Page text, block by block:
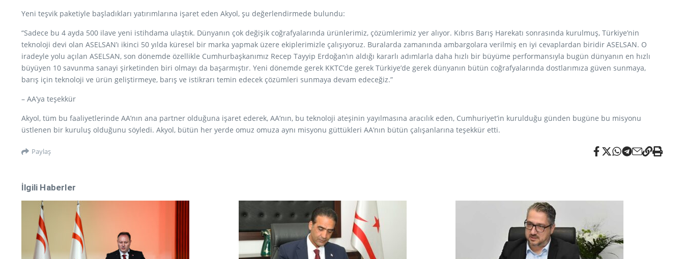
Yeni teşvik paketiyle başladıkları yatırımlarına işaret eden Akyol, şu değerlendirmede bulundu:
“Sadece bu 4 ayda 500 ilave yeni istihdama ulaştık. Dünyanın çok değişik coğrafyalarında ürünlerimiz, çözümlerimiz yer alıyor. Kıbrıs Barış Harekatı sonrasında kurulmuş, Türkiye’nin
teknoloji devi olan ASELSAN’ı ikinci 50 yılda küresel bir marka yapmak üzere ekiplerimizle çalışıyoruz. Buralarda zamanında ambargolara verilmiş en iyi cevaplardan biridir ASELSAN. O
iradeyle yolu açılan ASELSAN, son dönemde özellikle Cumhurbaşkanımız Recep Tayyip Erdoğan’ın aldığı kararlı adımlarla daha hızlı bir büyüme performansıyla bugün dünyanın en hızlı
büyüyen 10 savunma sanayi şirketinden biri olmayı da başarmıştır. Yeni dönemde gerek KKTC’de gerek Türkiye’de gerek dünyanın bütün coğrafyalarında dostlarımıza güven sunmaya,
barış için teknoloji ve ürün geliştirmeye, barış ve istikrarı temin edecek çözümleri sunmaya devam edeceğiz.”
– AA’ya teşekkür
Akyol, tüm bu faaliyetlerinde AA’nın ana partner olduğuna işaret ederek, AA’nın, bu teknoloji ateşinin yayılmasına aracılık eden, Cumhuriyet’in kurulduğu günden bugüne bu misyonu
üstlenen bir kuruluş olduğunu söyledi. Akyol, bütün her yerde omuz omuza aynı misyonu güttükleri AA’nın bütün çalışanlarına teşekkür etti.
Paylaş
İlgili Haberler